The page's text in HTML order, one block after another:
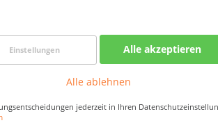
Einstellungen Alle akzeptieren
Alle ablehnen
jederzeit in Ihren